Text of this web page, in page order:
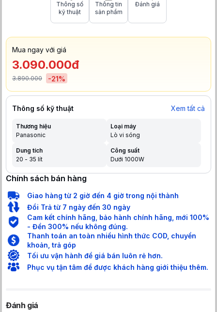
Thông số
kỹ thuật
Thông tin
sản phẩm
Đánh giá
Mua ngay với giá
3.090.000đ
3.890.000 -21%
Thông số kỹ thuật Xem tất cả
Thương hiệu
Panasonic
Loại máy
Lò vi sóng
Dung tích
20 - 35 lít
Công suất
Dưới 1000W
Chính sách bán hàng
Giao hàng từ 2 giờ đến 4 giờ trong nội thành
Đổi Trả từ 7 ngày đến 30 ngày
Cam kết chính hãng, bảo hành chính hãng, mới 100%
- Đền 300% nếu không đúng.
Thanh toán an toàn nhiều hình thức COD, chuyển
khoản, trả góp
Tối ưu vận hành để giá bán luôn rẻ hơn.
Phục vụ tận tâm để được khách hàng giới thiệu thêm.
Đánh giá